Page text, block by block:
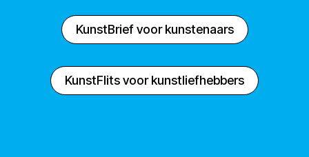
KunstBrief voor kunstenaars
KunstFlits voor kunstliefhebbers